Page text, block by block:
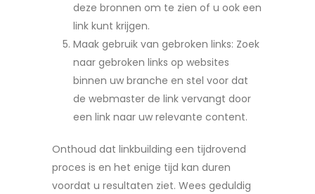
deze bronnen om te zien of u ook een
link kunt krijgen.
Maak gebruik van gebroken links: Zoek
naar gebroken links op websites
binnen uw branche en stel voor dat
de webmaster de link vervangt door
een link naar uw relevante content.
Onthoud dat linkbuilding een tijdrovend
proces is en het enige tijd kan duren
voordat u resultaten ziet. Wees geduldig